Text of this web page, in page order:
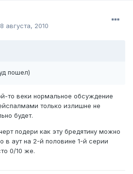
августа, 2010
пошел)
то веки нормальное обсуждение
только излишне не
будет.
подери как эту бредятину можно
в аут на 2-й половине 1-й серии
0/10 же.